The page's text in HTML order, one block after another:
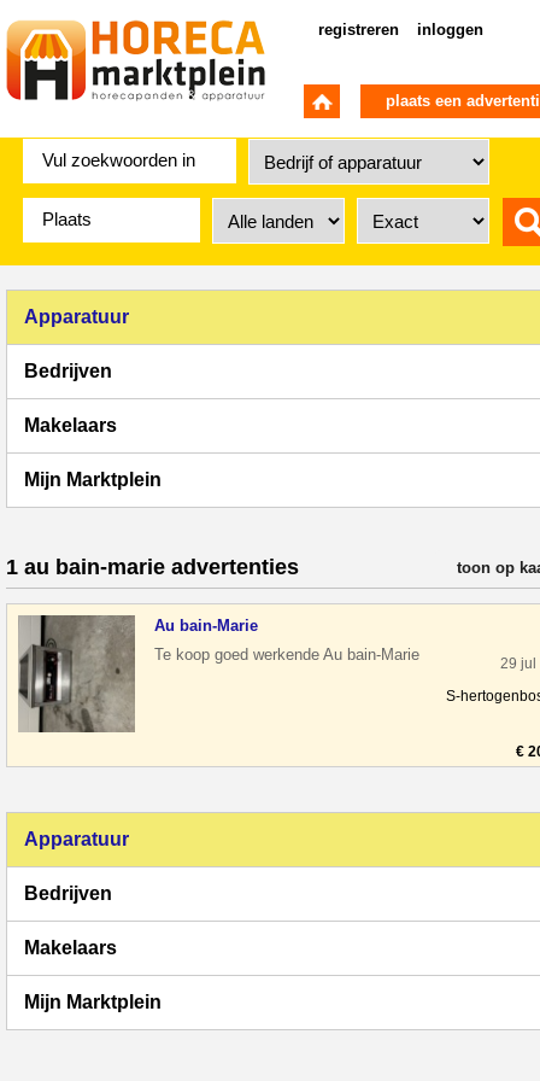
registreren inloggen
plaats een
Apparatuur
Bedrijven
Makelaars
Mijn Marktplein
1 au bain-marie advertenties verfijn
toon op
Au bain-Marie
Te koop goed werkende Au bain-Marie
29 jul
S-
€
Apparatuur
Bedrijven
Makelaars
Mijn Marktplein